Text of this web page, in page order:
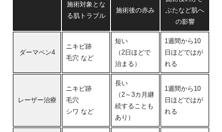
施術対象とな
る肌トラブル
施術後の赤み
ぶたなど肌へ
の影響
ダーマペン4
ニキビ跡
毛穴 など
短い
（2日ほどで
治まる）
1週間から10
日ほどではが
れる
レーザー治療
ニキビ跡
毛穴
シワ など
長い
（2～3カ月継
続することも
あり）
1週間から10
日ほどではが
れる